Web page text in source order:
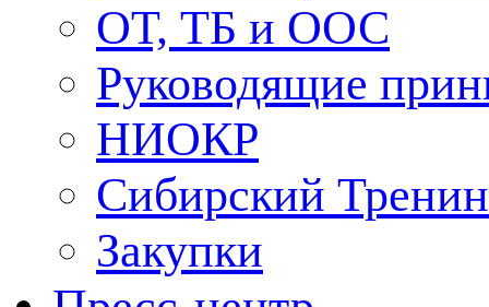
ОТ, ТБ и ООС
Руководящие
НИОКР
Сибирский
Закупки